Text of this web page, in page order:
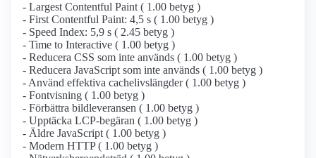
- Largest Contentful Paint ( 1.00 betyg )
- First Contentful Paint: 4,5 s ( 1.00 betyg )
- Speed Index: 5,9 s ( 2.45 betyg )
- Time to Interactive ( 1.00 betyg )
- Reducera CSS som inte används ( 1.00 betyg )
- Reducera JavaScript som inte används ( 1.00 betyg )
- Använd effektiva cachelivslängder ( 1.00 betyg )
- Fontvisning ( 1.00 betyg )
- Förbättra bildleveransen ( 1.00 betyg )
- Upptäcka LCP-begäran ( 1.00 betyg )
- Äldre JavaScript ( 1.00 betyg )
- Modern HTTP ( 1.00 betyg )